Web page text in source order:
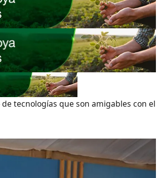
tecnologías que son amigables con el